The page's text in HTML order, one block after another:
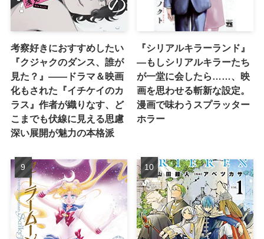
考察好きにおすすめしたい
『クジャクのダンス、誰が
見た？』――ドラマ＆映画
化もされた『イチケイのカ
ラス』作者が織りなす、ど
こまでも伏線に見える思慮
深い展開が魅力の本格派
『シリアルキラーランド』
―もしシリアルキラーたち
が一堂に会したら……、映
画を思わせる斬新な設定。
漫画で味わうスプラッター
ホラー